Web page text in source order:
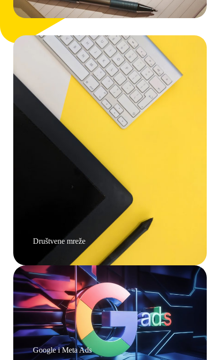
Društvene mreže
Google i Meta Ads